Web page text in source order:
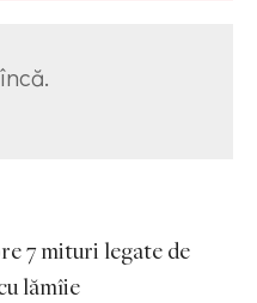
7 mituri legate de
lămîie